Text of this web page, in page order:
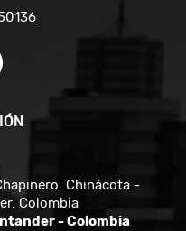
Chinácota -
Colombia
- Colombia